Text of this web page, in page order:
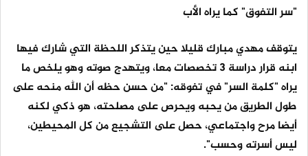
"سر التفوق" كما يراه الأب
يتوقف مهدي مبارك قليلا حين يتذكر اللحظة التي شارك فيها
ابنه قرار دراسة 3 تخصصات معا، ويتهدج صوته وهو يلخص ما
يراه "كلمة السر" في تفوقه: "من حسن حظه أن الله منحه على
طول الطريق من يحبه ويحرص على مصلحته، هو ذكي لكنه
أيضا مرح واجتماعي، حصل على التشجيع من كل المحيطين،
ليس أسرته وحسب".